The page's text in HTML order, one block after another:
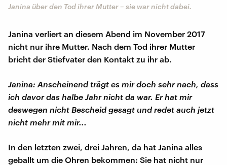
Janina über den Tod ihrer Mutter – sie war nicht dabei.
Janina verliert an diesem Abend im November 2017
nicht nur ihre Mutter. Nach dem Tod ihrer Mutter
bricht der Stiefvater den Kontakt zu ihr ab.
Janina: Anscheinend trägt es mir doch sehr nach, dass
ich davor das halbe Jahr nicht da war. Er hat mir
deswegen nicht Bescheid gesagt und redet auch jetzt
nicht mehr mit mir...
In den letzten zwei, drei Jahren, da hat Janina alles
geballt um die Ohren bekommen: Sie hat nicht nur